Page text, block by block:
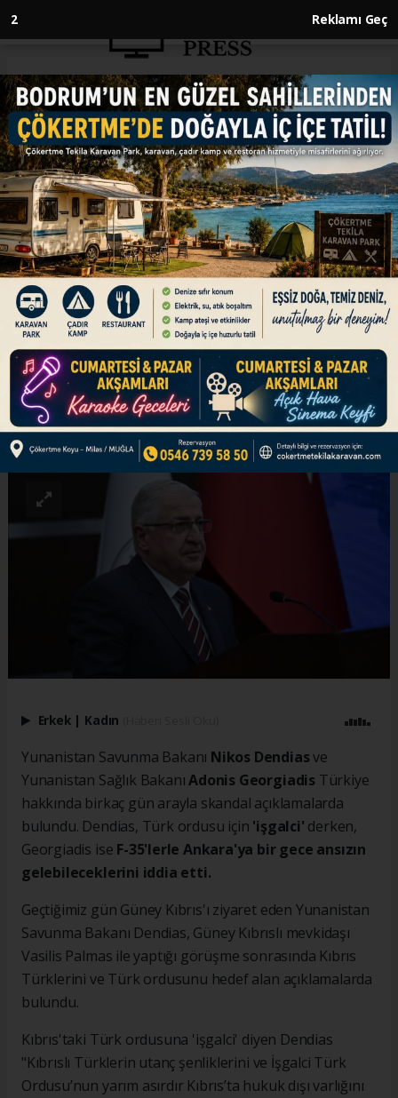
1 Reklamı Geç
Anasayfa SİYASET
Bakan Güler'den Yunan
Bakan'a: Buyursun turistik
geziye gelsin
SİYASET
24.07.2024 - 12:44, Güncelleme: 24.07.2024 - 12:49
Milli Savunma Bakanı Güler, TBMM'de AK Parti
grup toplantısı öncesi açıklama yaptı. Bakan
Güler, "Yılda 60 milyon turist geliyor, Yunan
Bakan da buyursun turistik geziye gelsin." dedi.
ABONE OL
Erkek | Kadın
Yunanistan Savunma Bakanı Nikos Dendiasve
Yunanistan Sağlık BakanıAdonis Georgiadis Türkiye
hakkında birkaç gün arayla skandal açıklamalarda
bulundu. Dendias, Türk ordusu için 'işgalci' derken,
Georgiadis ise F-35'lerle Ankara'ya bir gece ansızın
gelebileceklerini iddia etti.
Geçtiğimiz gün Güney Kıbrıs'ı ziyaret eden Yunanistan
Savunma Bakanı Dendias, Güney Kıbrıslı mevkidaşı
Vasilis Palmas ile yaptığı görüşme sonrasında Kıbrıs
Türklerini ve Türk ordusunu hedef alan açıklamalarda
bulundu.
Kıbrıs'taki Türk ordusuna 'işgalci' diyen Dendias
"Kıbrıslı Türklerin utanç şenliklerini ve İşgalci Türk
Ordusu’nun yarım asırdır Kıbrıs’ta hukuk dışı varlığını